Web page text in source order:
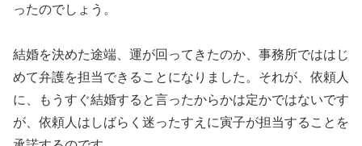
ったのでしょう。
結婚を決めた途端、運が回ってきたのか、事務所でははじ
めて弁護を担当できることになりました。それが、依頼人
に、もうすぐ結婚すると言ったからかは定かではないです
が、依頼人はしばらく迷ったすえに寅子が担当することを